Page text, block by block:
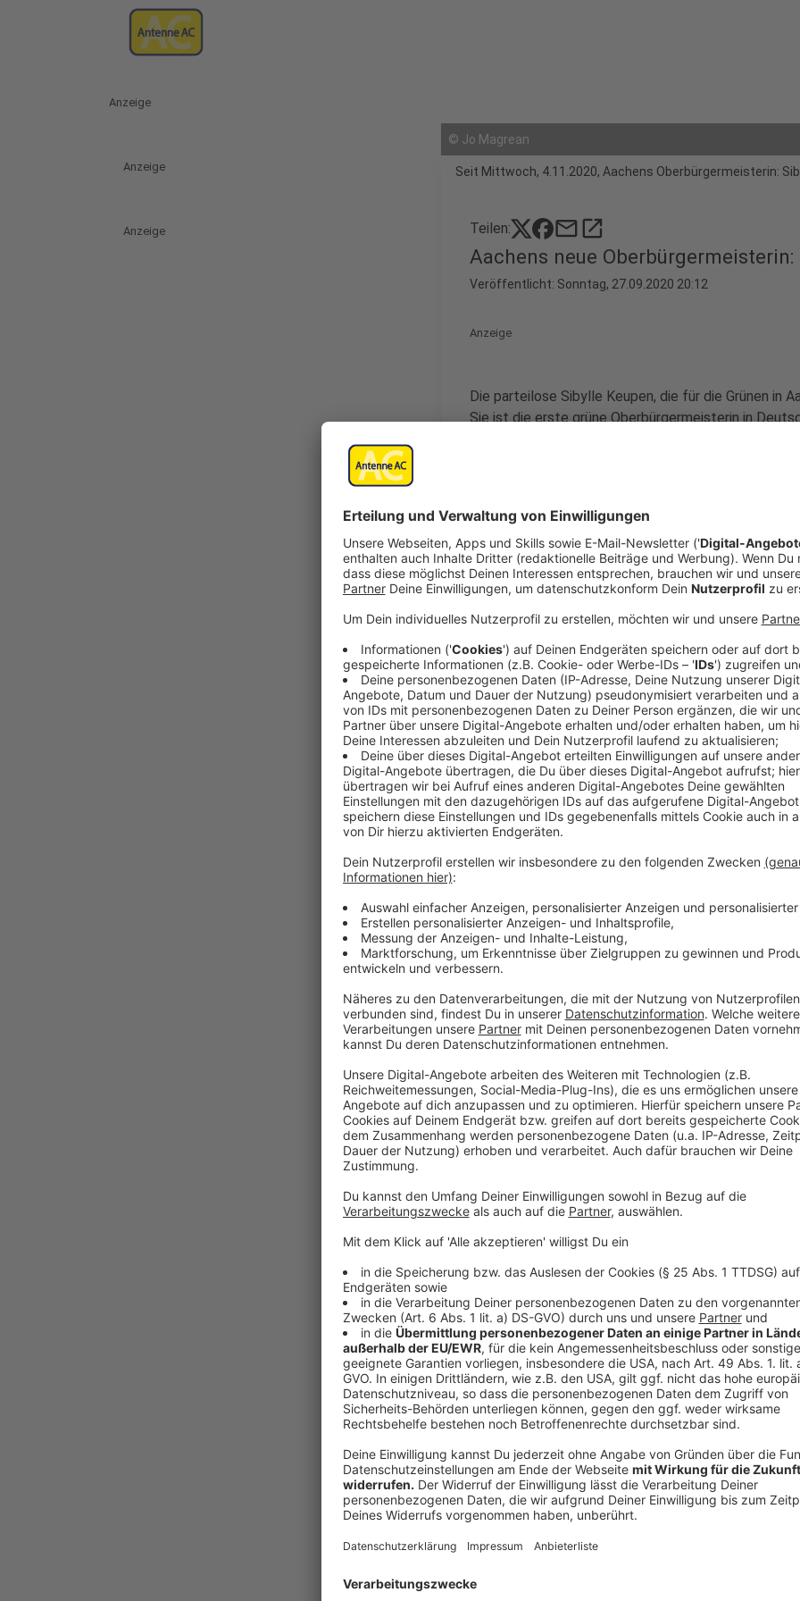
Anzeige
Anzeige
Anzeige
© Jo Magrean
Seit Mittwoch, 4.11.2020, Aachens Oberbürgermeisterin:
Teilen: mailopen_in_new
Aachens neue Oberbürgermeisterin:
Veröffentlicht: Sonntag, 27.09.2020 20:12
Anzeige
Die parteilose Sibylle Keupen, die für die Grünen in
Sie ist die erste grüne Oberbürgermeisterin in
67,37 Prozent der Wählerstimmen hat sie
Anzeige
Sibylle Keupen, designierte
Aachen
Anzeige
Sibylle Keupen, designierte
Aachen
zur Arbeit in der
Sibylle Keupen, designierte
Aachen
zu Continental
Anzeige